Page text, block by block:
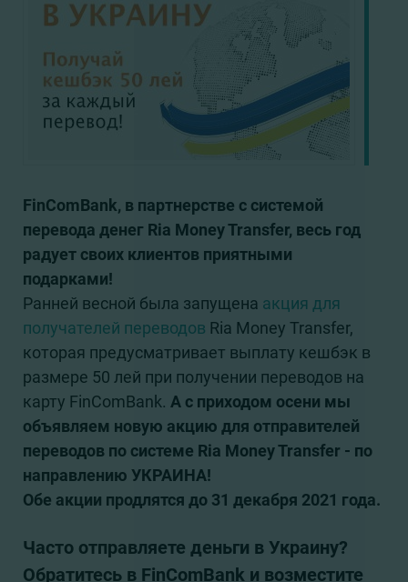
FinComBank, в партнерстве с системой
перевода денег Ria Money Transfer, весь год
радует своих клиентов приятными
подарками!
Ранней весной была запущена акция для
получателей переводов Ria Money Transfer,
которая предусматривает выплату кешбэк в
размере 50 лей при получении переводов на
карту FinComBank. А с приходом осени мы
объявляем новую акцию для отправителей
переводов по системе Ria Money Transfer - по
направлению УКРАИНА!
Обе акции продлятся до 31 декабря 2021 года.
Часто отправляете деньги в Украину?
Обратитесь в FinComBank и возместите